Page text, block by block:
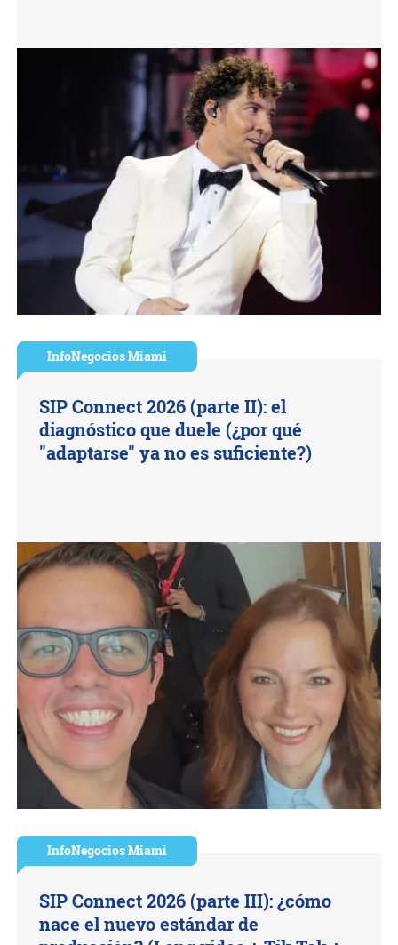
InfoNegocios Miami
SIP Connect 2026 (parte II): el
diagnóstico que duele (¿por qué
"adaptarse" ya no es suficiente?)
InfoNegocios Miami
SIP Connect 2026 (parte III): ¿cómo
nace el nuevo estándar de